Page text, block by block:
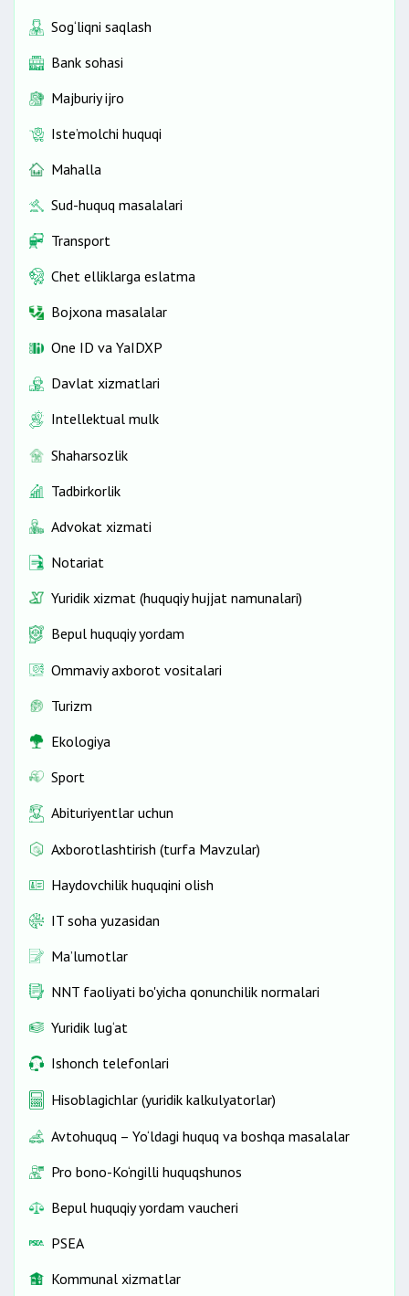
Sog‘liqni saqlash
Bank sohasi
Majburiy ijro
Iste’molchi huquqi
Mahalla
Sud-huquq masalalari
Transport
Chet elliklarga eslatma
Bojxona masalalar
One ID vа YaIDXP
Davlat xizmatlari
Intellektual mulk
Shaharsozlik
Tadbirkorlik
Advokat xizmati
Notariat
Yuridik xizmat (huquqiy hujjat namunalari)
Bepul huquqiy yordam
Ommaviy axborot vositalari
Turizm
Ekologiya
Sport
Abituriyentlar uchun
Axborotlashtirish (turfa Mavzular)
Haydovchilik huquqini olish
IT soha yuzasidan
Ma’lumotlar
NNT faoliyati bo'yicha qonunchilik normalari
Yuridik lug‘at
Ishonch telefonlari
Hisoblagichlar (yuridik kalkulyatorlar)
Avtohuquq – Yo‘ldagi huquq va boshqa masalalar
Pro bono-Ko‘ngilli huquqshunos
Bepul huquqiy yordam vaucheri
PSEA
Kommunal xizmatlar